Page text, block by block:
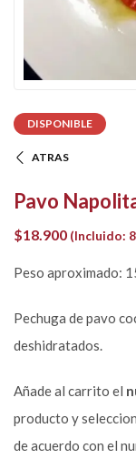
DISPONIBLE
ATRAS
Pavo
$18.900 (Incluido:
Peso aproximado:
Pechuga de pavo
deshidratados.
Añade al carrito el
producto y
de acuerdo con el